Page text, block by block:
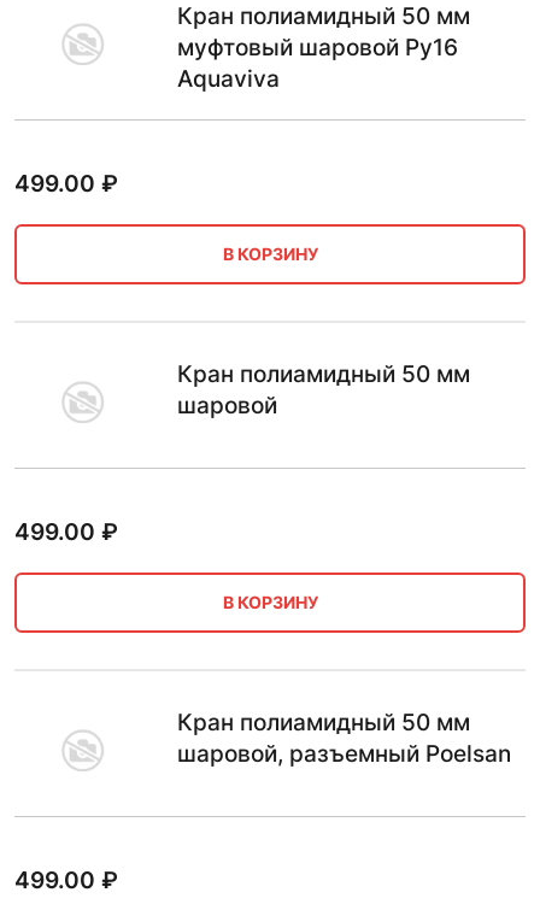
Кран полиамидный 50 мм
муфтовый шаровой Ру16
Aquaviva
499.00 ₽
В КОРЗИНУ
Кран полиамидный 50 мм
шаровой
499.00 ₽
В КОРЗИНУ
Кран полиамидный 50 мм
шаровой, разъемный Poelsan
499.00 ₽